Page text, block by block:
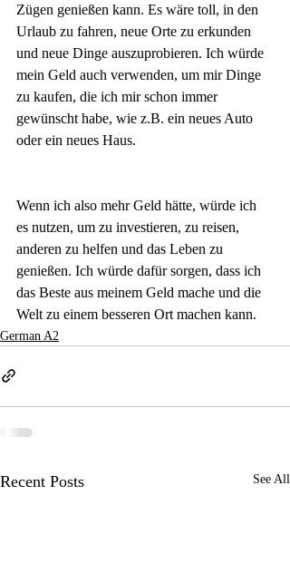
Zügen genießen kann. Es wäre toll, in den
Urlaub zu fahren, neue Orte zu erkunden
und neue Dinge auszuprobieren. Ich würde
mein Geld auch verwenden, um mir Dinge
zu kaufen, die ich mir schon immer
gewünscht habe, wie z.B. ein neues Auto
oder ein neues Haus.
Wenn ich also mehr Geld hätte, würde ich
es nutzen, um zu investieren, zu reisen,
anderen zu helfen und das Leben zu
genießen. Ich würde dafür sorgen, dass ich
das Beste aus meinem Geld mache und die
Welt zu einem besseren Ort machen kann.
German A2
Recent Posts See All